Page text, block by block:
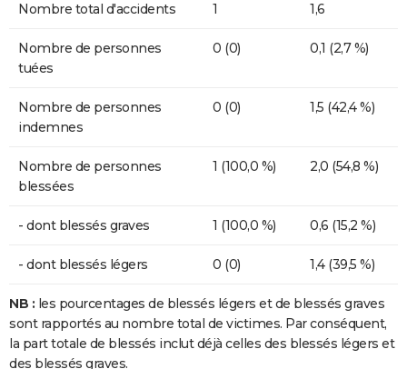
Nombre total d'accidents 1 1,6
Nombre de personnes
tuées
0 (0) 0,1 (2,7 %)
Nombre de personnes
indemnes
0 (0) 1,5 (42,4 %)
Nombre de personnes
blessées
1 (100,0 %) 2,0 (54,8 %)
- dont blessés graves 1 (100,0 %) 0,6 (15,2 %)
- dont blessés légers 0 (0) 1,4 (39,5 %)
NB : les pourcentages de blessés légers et de blessés graves
sont rapportés au nombre total de victimes. Par conséquent,
la part totale de blessés inclut déjà celles des blessés légers et
des blessés graves.